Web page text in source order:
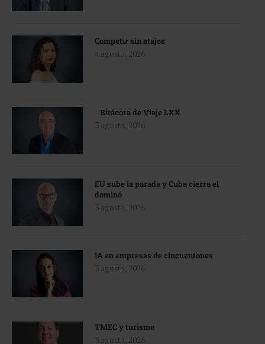
Competir sin atajos
4 agosto, 2026
Bitácora de Viaje LXX
3 agosto, 2026
EU sube la parada y Cuba cierra el
dominó
3 agosto, 2026
IA en empresas de cincuentones
3 agosto, 2026
TMEC y turismo
3 agosto, 2026